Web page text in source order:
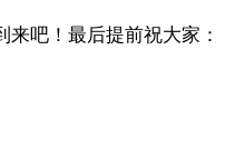
吧！最后提前祝大家：